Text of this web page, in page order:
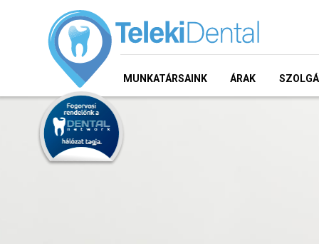
MUNKATÁRSAINK ÁRAK